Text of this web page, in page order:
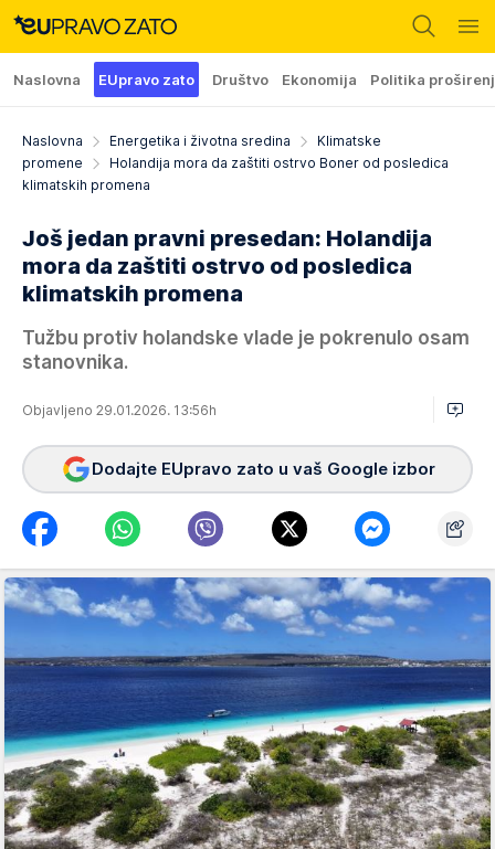
Naslovna EUpravo zato Društvo Ekonomija Politika
Naslovna Energetika i životna sredina
Klimatske
promene
Holandija mora da zaštiti ostrvo Boner od posledica
klimatskih promena
Još jedan pravni presedan: Holandija
mora da zaštiti ostrvo od posledica
klimatskih promena
Tužbu protiv holandske vlade je pokrenulo osam
stanovnika.
Objavljeno 29.01.2026. 13:56h
Dodajte EUpravo zato u vaš Google izbor